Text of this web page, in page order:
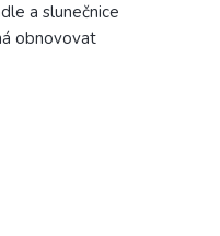
a slunečnice
obnovovat